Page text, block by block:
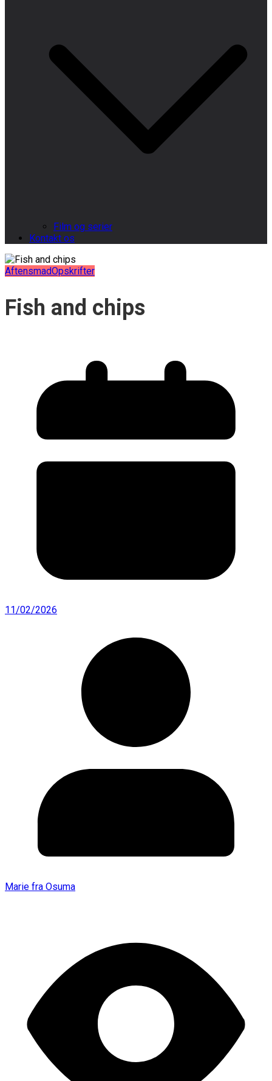
Film og serier
Kontakt os
AftensmadOpskrifter
Fish and chips
11/02/2026
Marie fra Osuma